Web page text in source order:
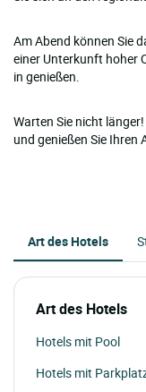
Am Abend können Sie
einer Unterkunft hoher
in genießen.
Warten Sie nicht
und genießen Sie Ihren
Art des Hotels
Art des Hotels
Hotels mit Pool
Hotels mit